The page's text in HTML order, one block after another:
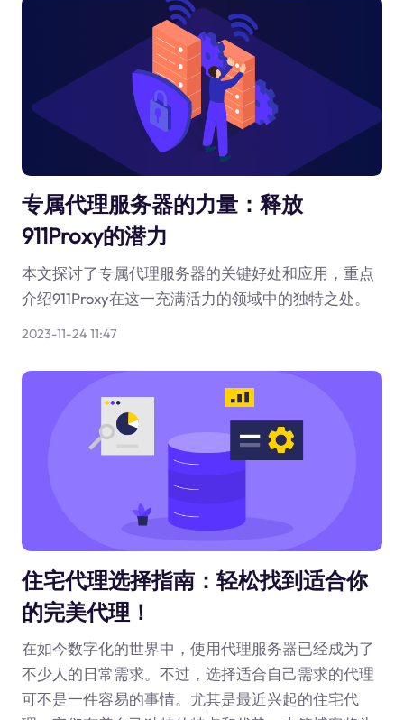
专属代理服务器的力量：释放
911Proxy的潜力
本文探讨了专属代理服务器的关键好处和应用，重点
介绍911Proxy在这一充满活力的领域中的独特之处。
2023-11-24 11:47
住宅代理选择指南：轻松找到适合你
的完美代理！
在如今数字化的世界中，使用代理服务器已经成为了
不少人的日常需求。不过，选择适合自己需求的代理
可不是一件容易的事情。尤其是最近兴起的住宅代